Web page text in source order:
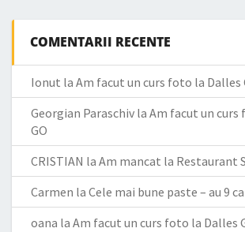
COMENTARII RECENTE
Ionut la Am facut un curs foto la Dalles
Georgian Paraschiv la Am facut un curs
GO
CRISTIAN la Am mancat la Restaurant
Carmen la Cele mai bune paste – au 9
oana la Am facut un curs foto la Dalles